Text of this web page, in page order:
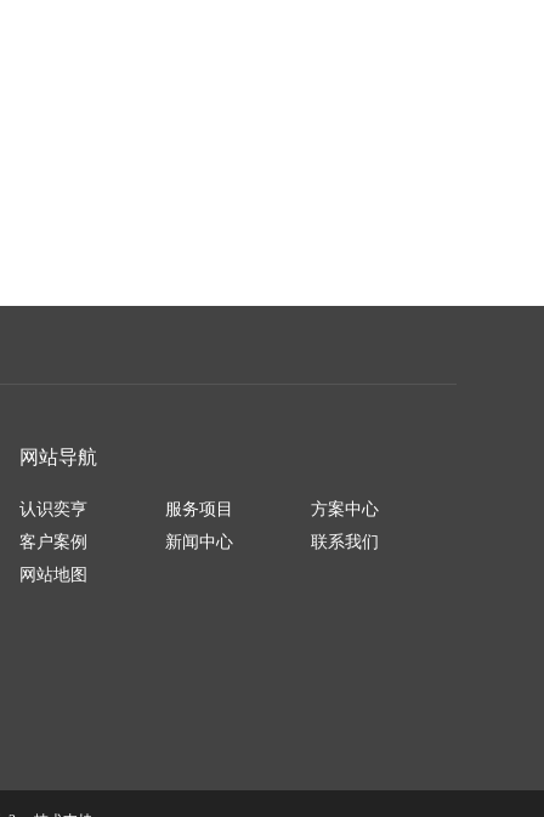
网站导航
认识奕亨 服务项目
方案中心
客户案例
新闻中心
联系我们
网站地图